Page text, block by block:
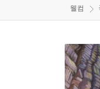
웰컴